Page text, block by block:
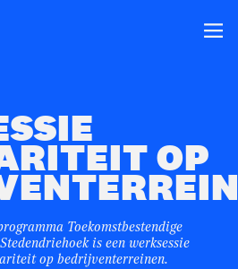
OP
Toekomstbestendige
is een werksessie
op bedrijventerreinen.